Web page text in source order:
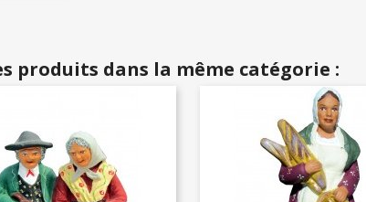
produits dans la même catégorie :